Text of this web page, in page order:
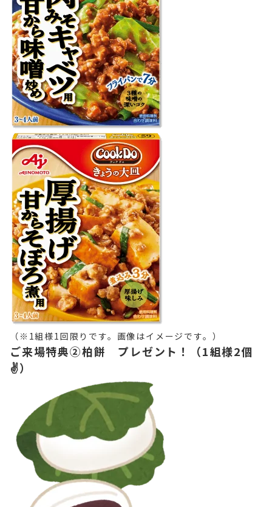
（※1組様1回限りです。画像はイメージです。）
ご来場特典②柏餅 プレゼント！（1組様2個
✌）